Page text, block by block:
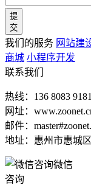
提
交
我们的服务 网站建
商城 小程序开发
联系我们
热线：136 8083 9181
网址：
邮件：
地址：惠州市惠城
微信
咨询